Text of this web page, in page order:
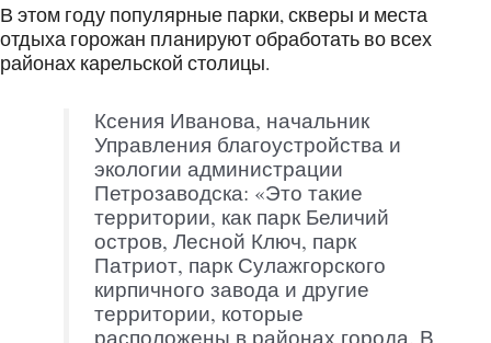
В этом году популярные парки, скверы и места
отдыха горожан планируют обработать во всех
районах карельской столицы.
Ксения Иванова, начальник
Управления благоустройства и
экологии администрации
Петрозаводска: «Это такие
территории, как парк Беличий
остров, Лесной Ключ, парк
Патриот, парк Сулажгорского
кирпичного завода и другие
территории, которые
расположены в районах города. В